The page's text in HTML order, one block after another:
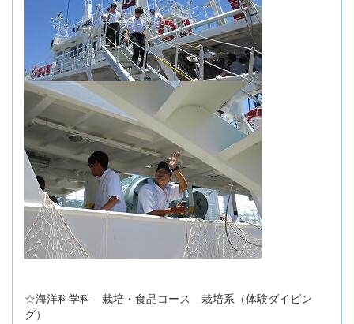
☆海洋科学科 栽培・食品コース 栽培系（体験ダイビン
グ）